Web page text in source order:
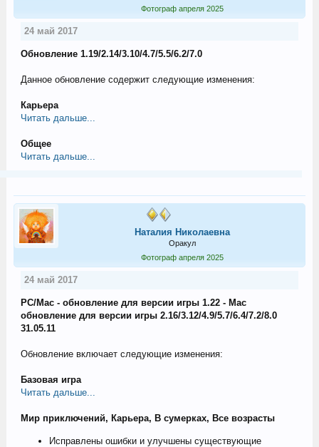
Фотограф апреля 2025
24 май 2017
Обновление 1.19/2.14/3.10/4.7/5.5/6.2/7.0
Данное обновление содержит следующие изменения:
Карьера
Читать дальше...
Общее
Читать дальше...
Наталия Николаевна
Оракул
Фотограф апреля 2025
24 май 2017
PC/Mac - обновление для версии игры 1.22 - Mac
обновление для версии игры 2.16/3.12/4.9/5.7/6.4/7.2/8.0
31.05.11
Обновление включает следующие изменения:
Базовая игра
Читать дальше...
Мир приключений, Карьера, В сумерках, Все возрасты
Исправлены ошибки и улучшены существующие